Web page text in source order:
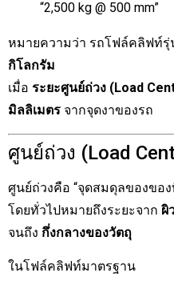
“2,500 kg @ 500 mm”
หมายความว่า รถโฟล์คลิฟท์
กิโลกรัม
เมื่อ ระยะศูนย์ถ่วง (Load
มิลลิเมตร จากจุดงาของรถ
ศูนย์ถ่วง (Load
ศูนย์ถ่วงคือ “จุดสมดุลของของ
โดยทั่วไปหมายถึงระยะจาก ผิ
จนถึง กึ่งกลางของวัตถุ
ในโฟล์คลิฟท์มาตรฐาน